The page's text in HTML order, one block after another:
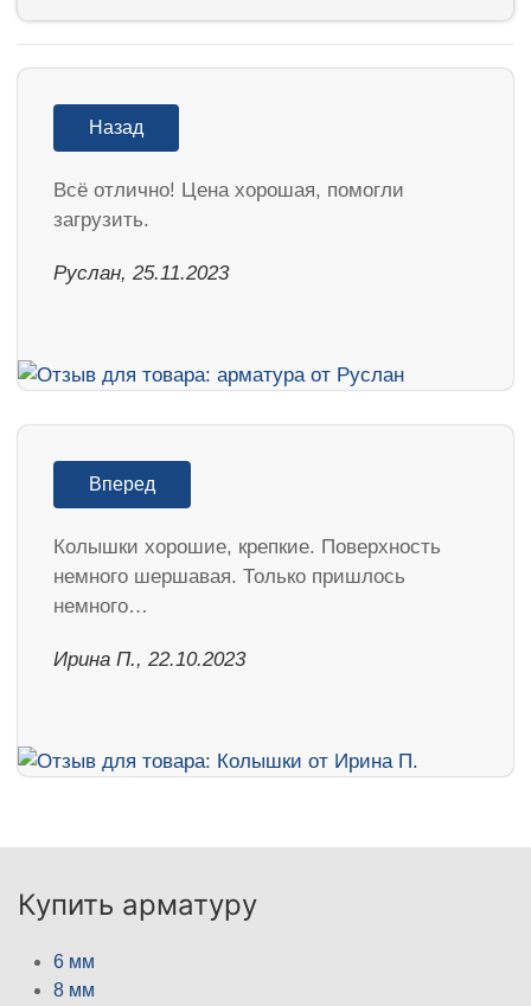
Назад
Всё отлично! Цена хорошая, помогли
загрузить.
Руслан, 25.11.2023
Вперед
Колышки хорошие, крепкие. Поверхность
немного шершавая. Только пришлось
немного…
Ирина П., 22.10.2023
Купить арматуру
6 мм
8 мм